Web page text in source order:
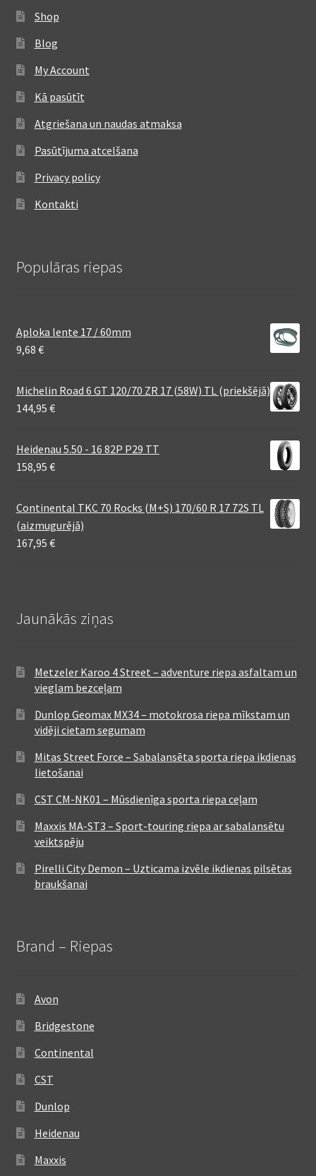
Shop
Blog
My Account
Kā pasūtīt
Atgriešana un naudas atmaksa
Pasūtījuma atcelšana
Privacy policy
Kontakti
Populāras riepas
Aploka lente 17 / 60mm
9,68 €
Michelin Road 6 GT 120/70 ZR 17 (58W) TL (priekšējā)
144,95 €
Heidenau 5.50 - 16 82P P29 TT
158,95 €
Continental TKC 70 Rocks (M+S) 170/60 R 17 72S TL
(aizmugurējā)
167,95 €
Jaunākās ziņas
Metzeler Karoo 4 Street – adventure riepa asfaltam un
vieglam bezceļam
Dunlop Geomax MX34 – motokrosa riepa mīkstam un
vidēji cietam segumam
Mitas Street Force – Sabalansēta sporta riepa ikdienas
lietošanai
CST CM-NK01 – Mūsdienīga sporta riepa ceļam
Maxxis MA-ST3 – Sport-touring riepa ar sabalansētu
veiktspēju
Pirelli City Demon – Uzticama izvēle ikdienas pilsētas
braukšanai
Brand – Riepas
Avon
Bridgestone
Continental
CST
Dunlop
Heidenau
Maxxis